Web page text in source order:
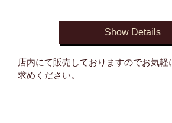
Show Details
店内にて販売しておりますのでお気軽
求めください。